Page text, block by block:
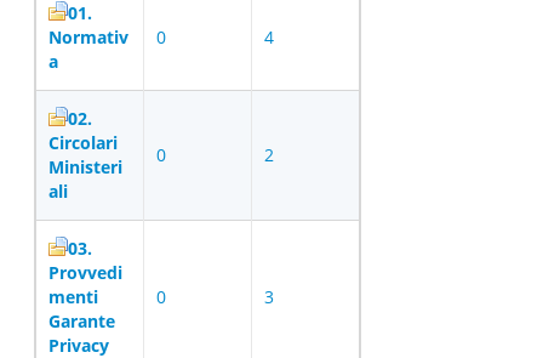
01.
Normativ
a
0 4
02.
Circolari
Ministeri
ali
0 2
03.
Provvedi
menti
Garante
Privacy
0 3